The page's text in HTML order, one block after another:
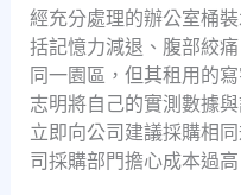
經充分處理的辦公室桶
括記憶力減退、腹部絞
同一園區，但其租用的
志明將自己的實測數據
立即向公司建議採購相
司採購部門擔心成本過